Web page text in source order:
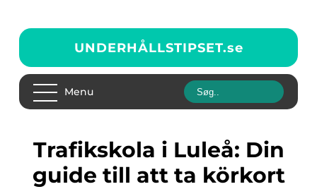
UNDERHÅLLSTIPSET.se
Menu
Trafikskola i Luleå: Din
guide till att ta körkort